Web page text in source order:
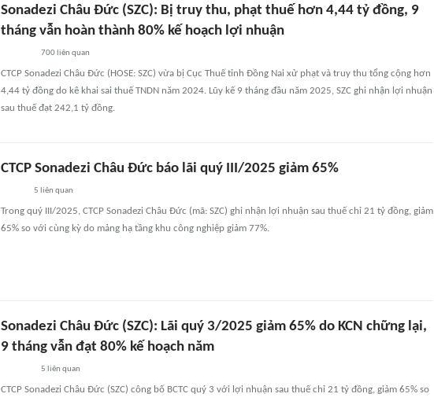
Sonadezi Châu Đức (SZC): Bị truy thu, phạt thuế hơn 4,44 tỷ đồng, 9
tháng vẫn hoàn thành 80% kế hoạch lợi nhuận
700liên quan
CTCP Sonadezi Châu Đức (HOSE: SZC) vừa bị Cục Thuế tỉnh Đồng Nai xử phạt và truy thu tổng cộng hơn
4,44 tỷ đồng do kê khai sai thuế TNDN năm 2024. Lũy kế 9 tháng đầu năm 2025, SZC ghi nhận lợi nhuận
sau thuế đạt 242,1 tỷ đồng.
CTCP Sonadezi Châu Đức báo lãi quý III/2025 giảm 65%
5 liên quan
Trong quý III/2025, CTCP Sonadezi Châu Đức (mã: SZC) ghi nhận lợi nhuận sau thuế chỉ 21 tỷ đồng, giảm
65% so với cùng kỳ do mảng hạ tầng khu công nghiệp giảm 77%.
Sonadezi Châu Đức (SZC): Lãi quý 3/2025 giảm 65% do KCN chững lại,
9 tháng vẫn đạt 80% kế hoạch năm
5 liên quan
CTCP Sonadezi Châu Đức (SZC) công bố BCTC quý 3 với lợi nhuận sau thuế chỉ 21 tỷ đồng, giảm 65% so